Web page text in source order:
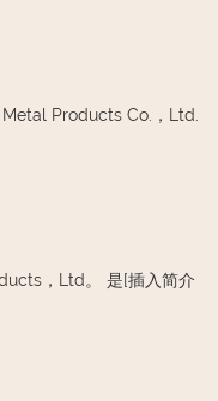
Products Co.，Ltd.
，Ltd。 是[插入简介